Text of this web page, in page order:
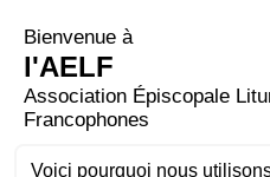
NOTRE PÈRE
ORAISON
prions d'illuminer nos